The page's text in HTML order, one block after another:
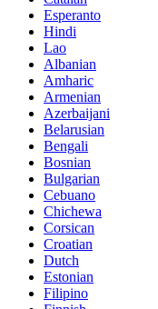
Esperanto
Hindi
Lao
Albanian
Amharic
Armenian
Azerbaijani
Belarusian
Bengali
Bosnian
Bulgarian
Cebuano
Chichewa
Corsican
Croatian
Dutch
Estonian
Filipino